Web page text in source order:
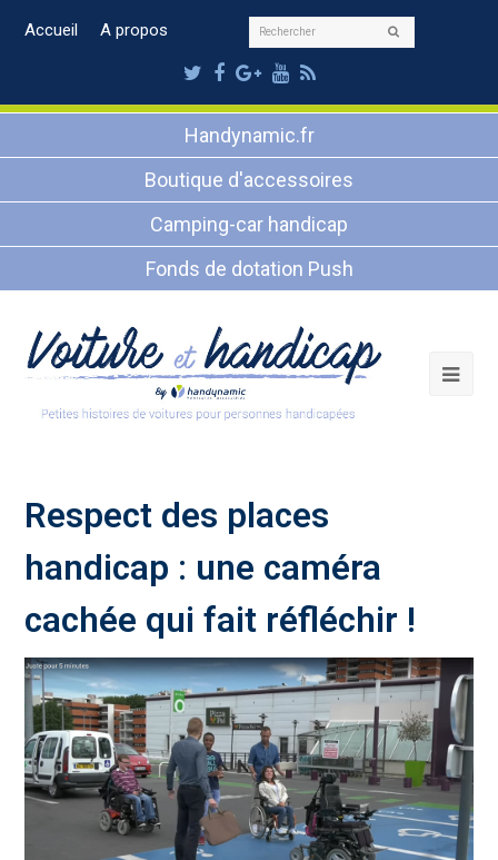
Accueil A propos Rechercher
Twitter
Facebook
Google
Plus
Youtube
RSS
Handynamic.fr
Boutique d'accessoires
Camping-car handicap
Fonds de dotation Push
Respect des places
handicap : une caméra
cachée qui fait réfléchir !